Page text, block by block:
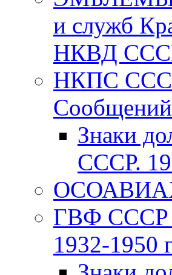
и служб
НКВД
НКПС
Знаки
СССР.
ГВФ СССР
1932-1950